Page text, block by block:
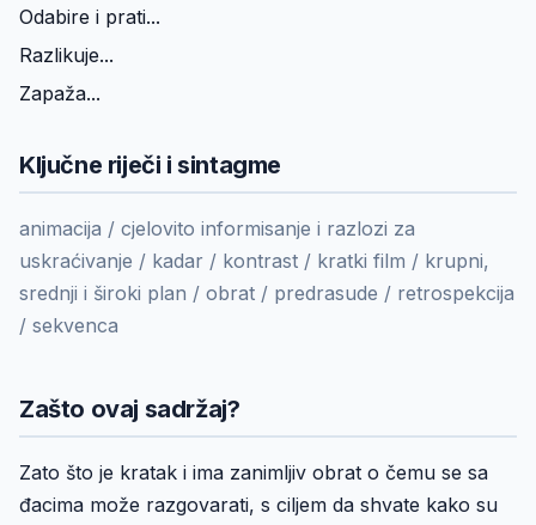
Odabire i prati...
Razlikuje...
Zapaža...
Ključne riječi i sintagme
animacija / cjelovito informisanje i razlozi za
uskraćivanje / kadar / kontrast / kratki film / krupni,
srednji i široki plan / obrat / predrasude / retrospekcija
/ sekvenca
Zašto ovaj sadržaj?
Zato što je kratak i ima zanimljiv obrat o čemu se sa
đacima može razgovarati, s ciljem da shvate kako su